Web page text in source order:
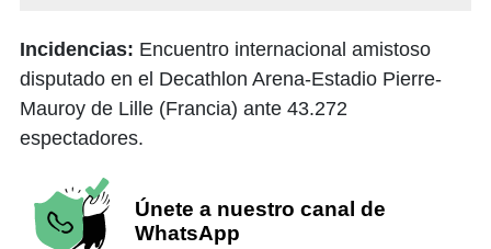
Incidencias: Encuentro internacional amistoso
disputado en el Decathlon Arena-Estadio Pierre-
Mauroy de Lille (Francia) ante 43.272
espectadores.
Únete a nuestro canal de
WhatsApp